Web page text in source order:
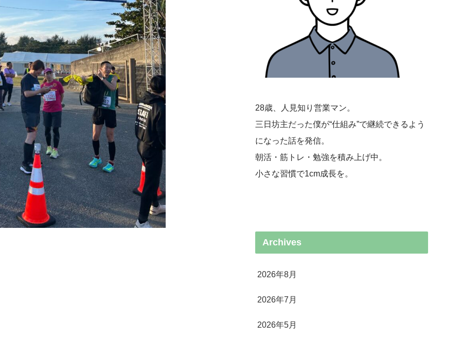
28歳、人見知り営業マン。
三日坊主だった僕が“仕組み”で継続できるよう
になった話を発信。
朝活・筋トレ・勉強を積み上げ中。
小さな習慣で1cm成長を。
Archives
2026年8月
2026年7月
2026年5月